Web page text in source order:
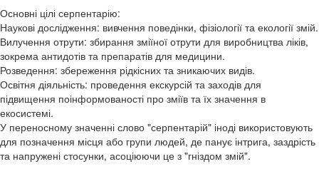
Основні цілі серпентарію:
Наукові дослідження: вивчення поведінки, фізіології та екології змій.
Вилучення отрути: збирання зміїної отрути для виробництва ліків,
зокрема антидотів та препаратів для медицини.
Розведення: збереження рідкісних та зникаючих видів.
Освітня діяльність: проведення екскурсій та заходів для
підвищення поінформованості про зміїв та їх значення в
екосистемі.
У переносному значенні слово "серпентарій" іноді використовують
для позначення місця або групи людей, де панує інтрига, заздрість
та напружені стосунки, асоціюючи це з "гніздом змій".